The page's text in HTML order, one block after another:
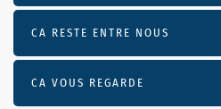
CA RESTE ENTRE NOUS
CA VOUS REGARDE